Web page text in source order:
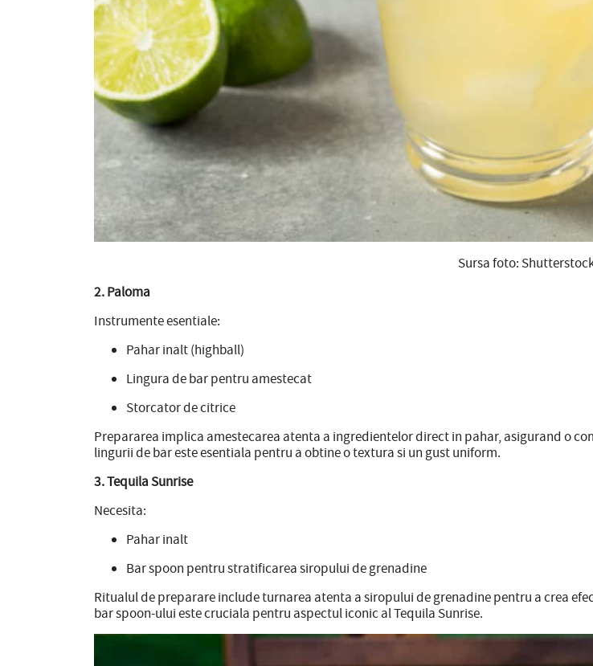
Sursa foto:
2. Paloma
Instrumente esentiale:
Pahar inalt (highball)
Lingura de bar pentru amestecat
Storcator de citrice
Prepararea implica amestecarea atenta a ingredientelor direct in pahar, asigurand o
lingurii de bar este esentiala pentru a obtine o textura si un gust uniform.
3. Tequila Sunrise
Necesita:
Pahar inalt
Bar spoon pentru stratificarea siropului de grenadine
Ritualul de preparare include turnarea atenta a siropului de grenadine pentru a crea
bar spoon-ului este cruciala pentru aspectul iconic al Tequila Sunrise.